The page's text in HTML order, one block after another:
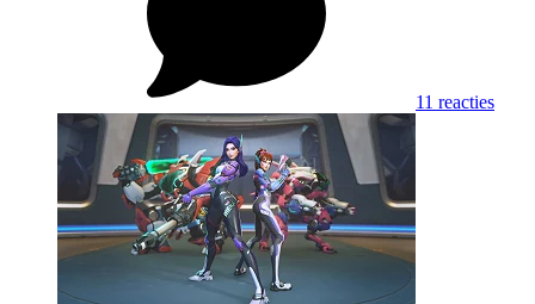
11 reacties